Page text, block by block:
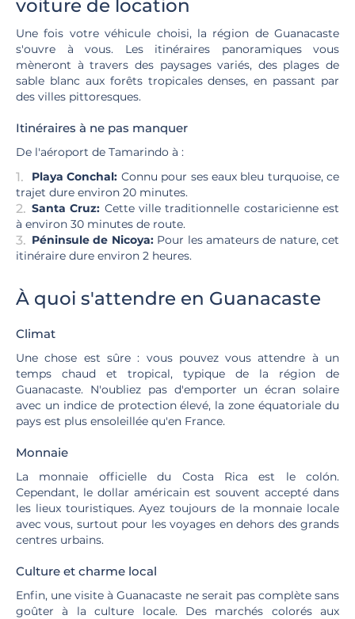
voiture de location
Une fois votre véhicule choisi, la région de Guanacaste
s'ouvre à vous. Les itinéraires panoramiques vous
mèneront à travers des paysages variés, des plages de
sable blanc aux forêts tropicales denses, en passant par
des villes pittoresques.
Itinéraires à ne pas manquer
De l'aéroport de Tamarindo à :
Playa Conchal: Connu pour ses eaux bleu turquoise, ce
trajet dure environ 20 minutes.
Santa Cruz: Cette ville traditionnelle costaricienne est
à environ 30 minutes de route.
Péninsule de Nicoya: Pour les amateurs de nature, cet
itinéraire dure environ 2 heures.
À quoi s'attendre en Guanacaste
Climat
Une chose est sûre : vous pouvez vous attendre à un
temps chaud et tropical, typique de la région de
Guanacaste. N'oubliez pas d'emporter un écran solaire
avec un indice de protection élevé, la zone équatoriale du
pays est plus ensoleillée qu'en France.
Monnaie
La monnaie officielle du Costa Rica est le colón.
Cependant, le dollar américain est souvent accepté dans
les lieux touristiques. Ayez toujours de la monnaie locale
avec vous, surtout pour les voyages en dehors des grands
centres urbains.
Culture et charme local
Enfin, une visite à Guanacaste ne serait pas complète sans
goûter à la culture locale. Des marchés colorés aux